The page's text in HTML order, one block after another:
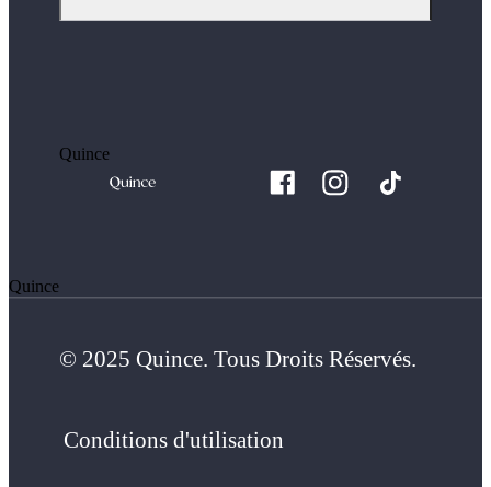
Quince
Quince
© 2025 Quince. Tous Droits Réservés.
Conditions d'utilisation